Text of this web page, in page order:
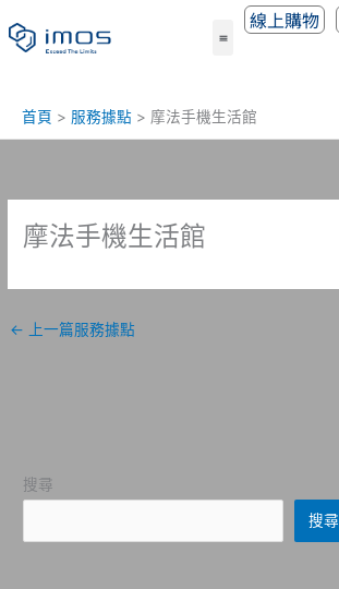
至
線上購物
首頁 服務據點 摩法手機生活館
摩法手機生活館
← 上一篇服務據點
搜尋
搜尋